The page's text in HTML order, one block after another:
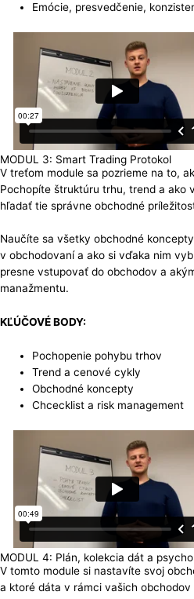
Emócie, presvedčenie,
MODUL 3: Smart Trading Protokol
V treťom module sa pozrieme na to,
Pochopíte štruktúru trhu, trend a ako
hľadať tie správne obchodné
Naučíte sa všetky obchodné
v obchodovaní a ako si vďaka nim
presne vstupovať do obchodov a
manažmentu.
KĽÚČOVÉ BODY:
Pochopenie pohybu trhov
Trend a cenové cykly
Obchodné koncepty
Chcecklist a risk management
MODUL 4: Plán, kolekcia dát a
V tomto module si nastavíte svoj
a ktoré dáta v rámci vašich